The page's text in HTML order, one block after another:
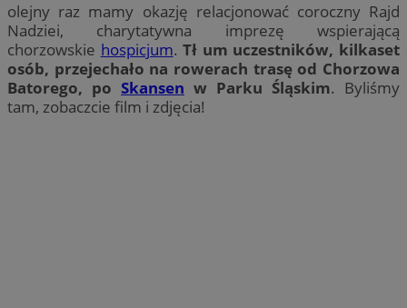
olejny raz mamy okazję relacjonować coroczny Rajd
Nadziei, charytatywna imprezę wspierającą
chorzowskie hospicjum.Tł um uczestników, kilkaset
osób, przejechało na rowerach trasę od Chorzowa
Batorego, po Skansen w Parku Śląskim. Byliśmy
tam, zobaczcie film i zdjęcia!